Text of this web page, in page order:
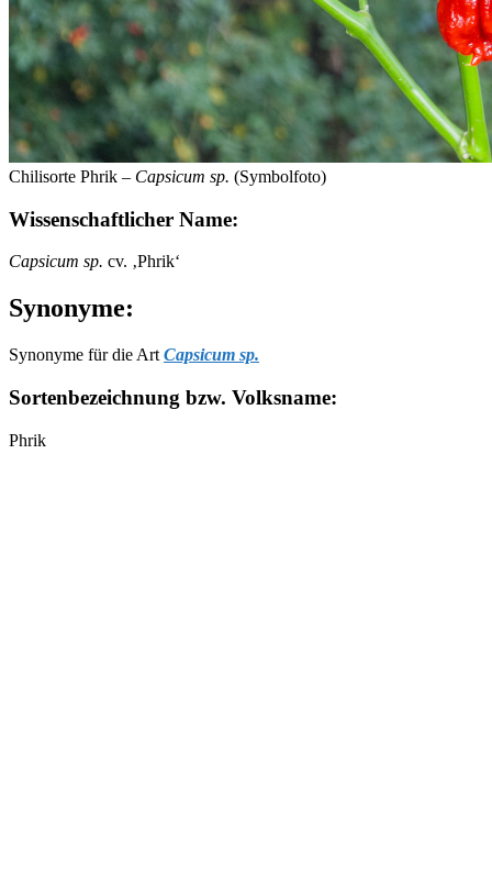
Chilisorte Phrik – Capsicum sp. (Symbolfoto)
Wissenschaftlicher Name:
Capsicum sp. cv. ‚Phrik‘
Synonyme:
Synonyme für die Art Capsicum sp.
Sortenbezeichnung bzw. Volksname:
Phrik